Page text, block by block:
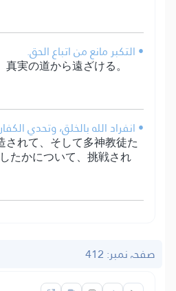
• التكبر مانع من اتباع الحق.
実の道から遠ざける。
• انفراد الله بالخلق، وتحدي
れて、そして多神教徒た
たかについて、挑戦され
صفحہ نمبر: 412